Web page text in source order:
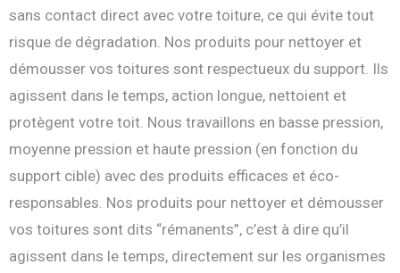
sans contact direct avec votre toiture, ce qui évite tout
risque de dégradation. Nos produits pour nettoyer et
démousser vos toitures sont respectueux du support. Ils
agissent dans le temps, action longue, nettoient et
protègent votre toit. Nous travaillons en basse pression,
moyenne pression et haute pression (en fonction du
support cible) avec des produits efficaces et éco-
responsables. Nos produits pour nettoyer et démousser
vos toitures sont dits “rémanents”, c’est à dire qu’il
agissent dans le temps, directement sur les organismes